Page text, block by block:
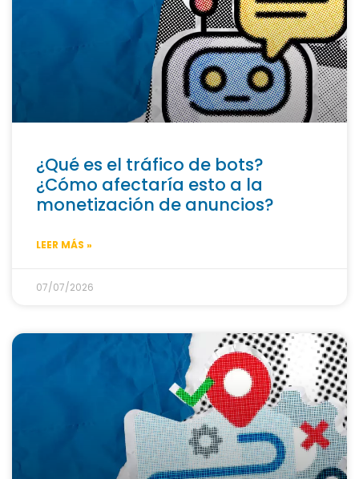
¿Qué es el tráfico de bots?
¿Cómo afectaría esto a la
monetización de anuncios?
LEER MÁS »
07/07/2026